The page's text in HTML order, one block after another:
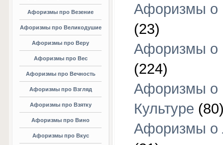
Афоризмы про Везение
Афоризмы про Великодушие
Афоризмы про Веру
Афоризмы про Вес
Афоризмы про Вечность
Афоризмы про Взгляд
Афоризмы про Взятку
Афоризмы про Вино
Афоризмы про Вкус
Афоризмы о
(23)
Афоризмы о
(224)
Афоризмы о
Культуре
Афоризмы о